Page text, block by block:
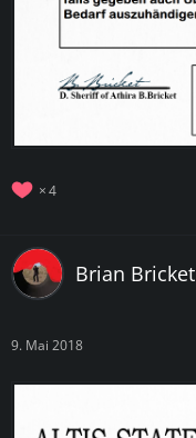
4
Brian Bricket
9. Mai 2018